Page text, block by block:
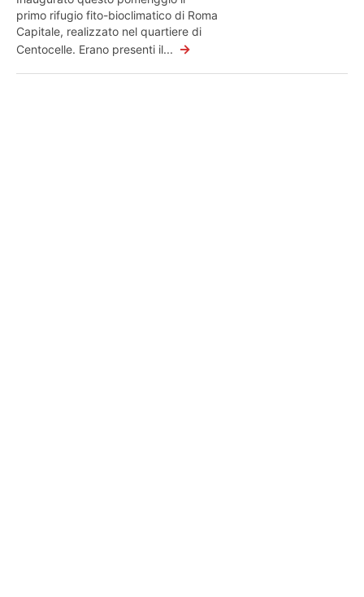
primo rifugio fito-bioclimatico di Roma
Capitale, realizzato nel quartiere di
Centocelle. Erano presenti il... →